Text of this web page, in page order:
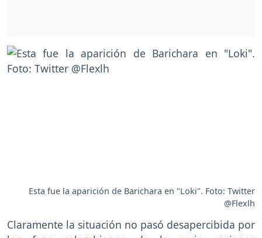
Esta fue la aparición de Barichara en "Loki". Foto: Twitter
@Flexlh
Claramente la situación no pasó desapercibida por